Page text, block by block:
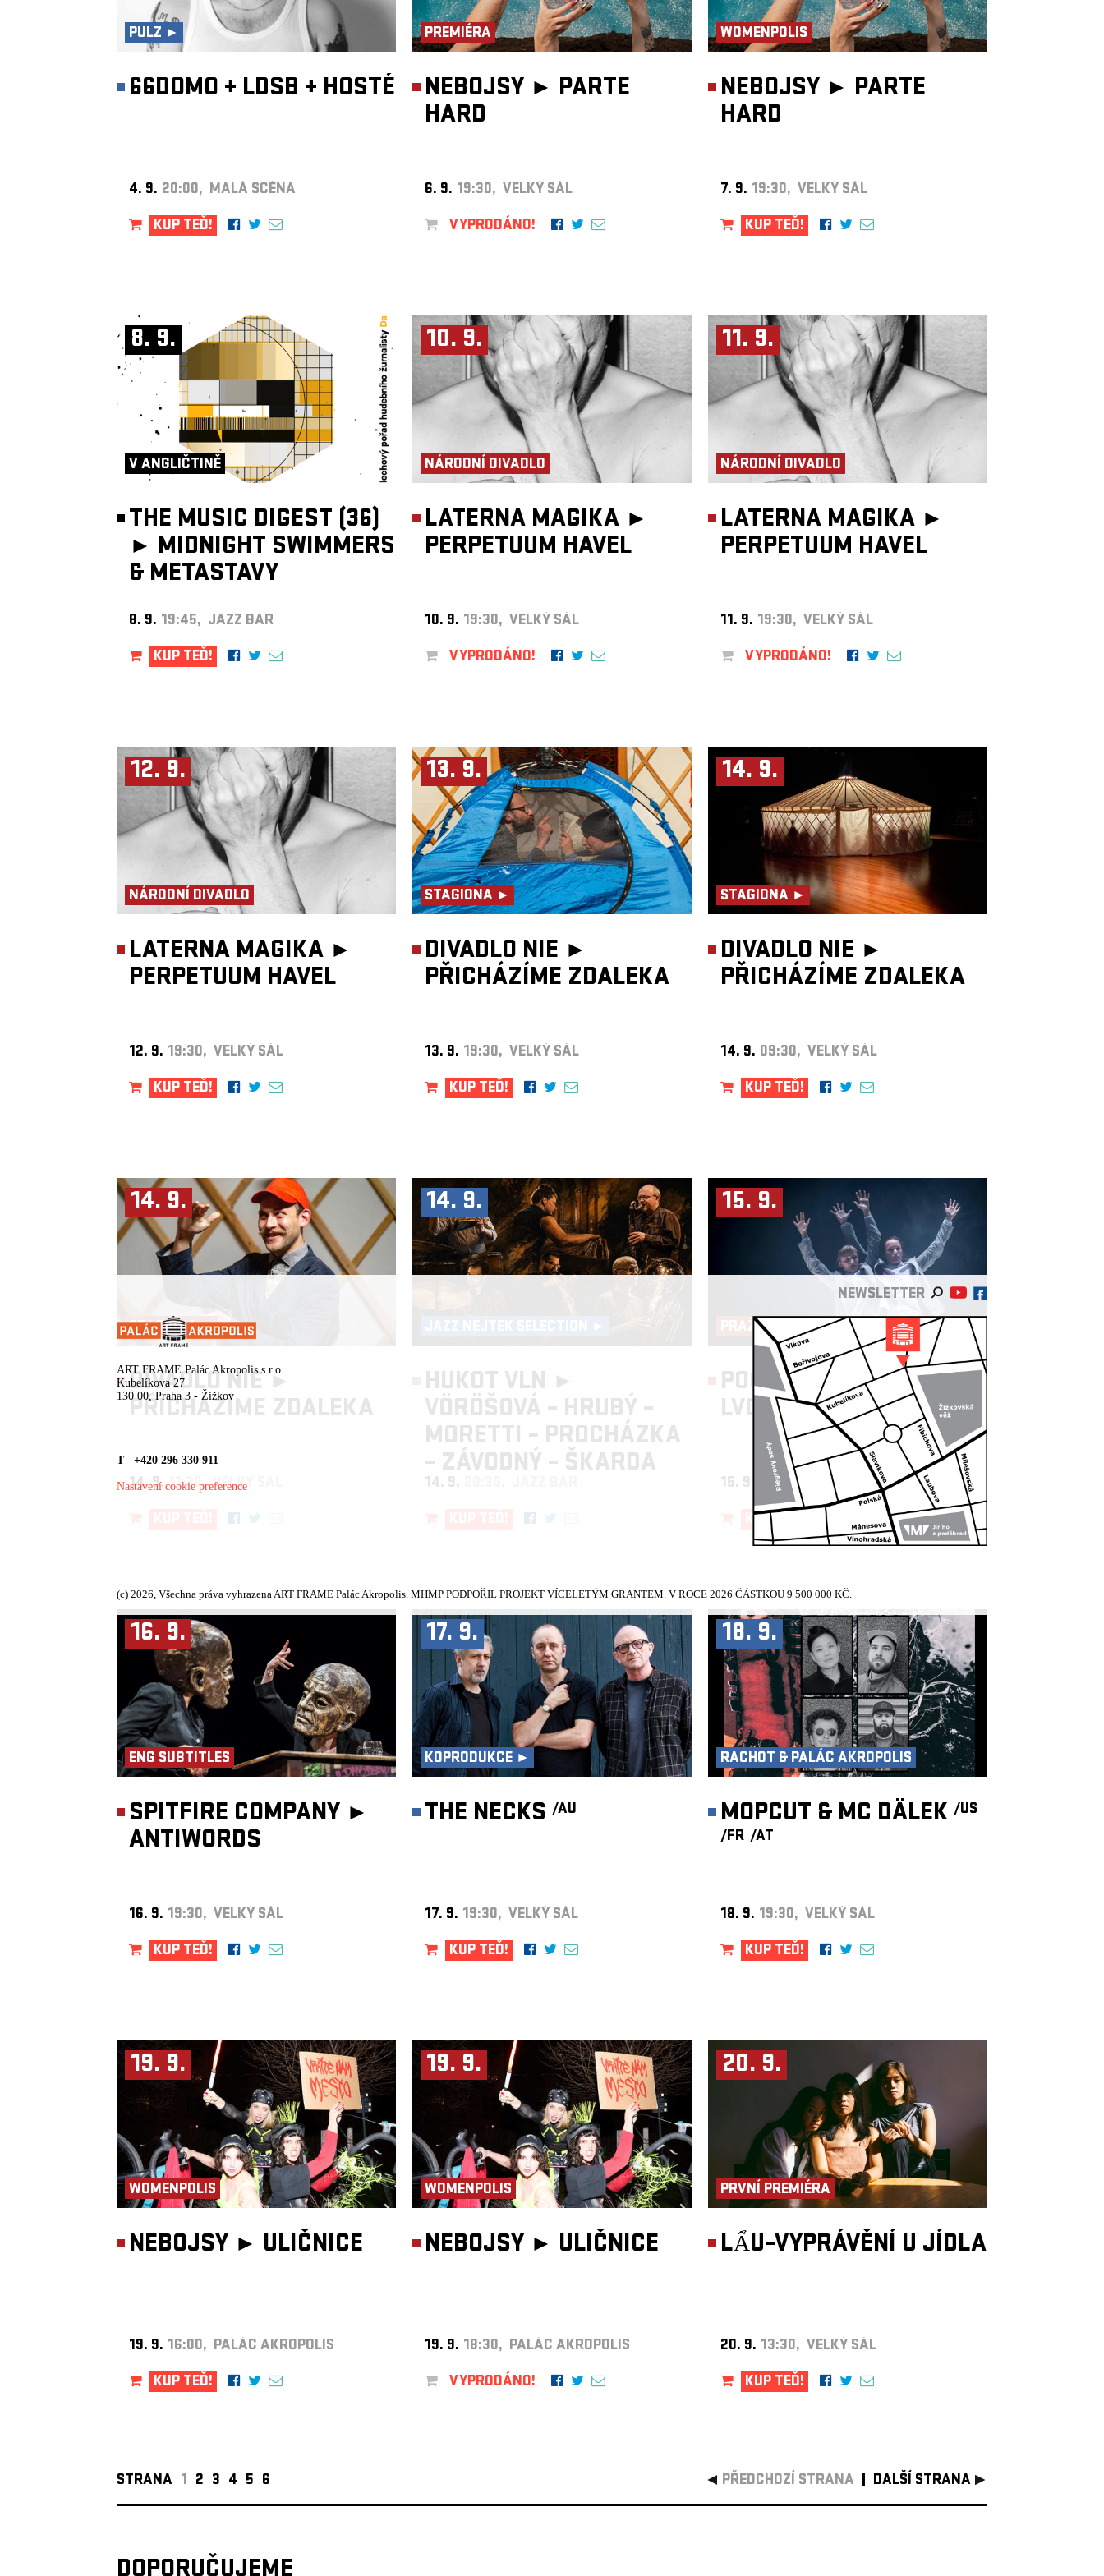
PULZ ►
66DOMO + LDSB + HOSTÉ
4. 9. 20:00, MALÁ SCÉNA
KUP TEĎ!
PREMIÉRA
NEBOJSY ► PARTE
HARD
6. 9. 19:30, VELKÝ SÁL
VYPRODÁNO!
WOMENPOLIS
NEBOJSY ► PARTE
HARD
7. 9. 19:30, VELKÝ SÁL
KUP TEĎ!
8. 9.
V ANGLIČTINĚ
THE MUSIC DIGEST (36)
► MIDNIGHT SWIMMERS
& METASTAVY
8. 9. 19:45, JAZZ BAR
KUP TEĎ!
10. 9.
NÁRODNÍ DIVADLO
LATERNA MAGIKA ►
PERPETUUM HAVEL
10. 9. 19:30, VELKÝ SÁL
VYPRODÁNO!
11. 9.
NÁRODNÍ DIVADLO
LATERNA MAGIKA ►
PERPETUUM HAVEL
11. 9. 19:30, VELKÝ SÁL
VYPRODÁNO!
12. 9.
NÁRODNÍ DIVADLO
LATERNA MAGIKA ►
PERPETUUM HAVEL
12. 9. 19:30, VELKÝ SÁL
KUP TEĎ!
13. 9.
STAGIONA ►
DIVADLO NIE ►
PŘICHÁZÍME ZDALEKA
13. 9. 19:30, VELKÝ SÁL
KUP TEĎ!
14. 9.
STAGIONA ►
DIVADLO NIE ►
PŘICHÁZÍME ZDALEKA
14. 9. 09:30, VELKÝ SÁL
KUP TEĎ!
14. 9.
STAGIONA ►
DIVADLO NIE ►
PŘICHÁZÍME ZDALEKA
14. 9. 11:30, VELKÝ SÁL
14. 9.
HUKOT VLN ►
VÖRÖŠOVÁ – HRUBÝ –
MORETTI – PROCHÁZKA
– ZÁVODNÝ – ŠKARDA
14. 9.
15. 9.
PRAŽSKÁ DERINERA
POCKETART ►JÁMA
LVOVÁ
15. 9.
19:30, VELKÝ SÁL
KUP TEĎ!
16. 9.
ENG SUBTITLES
SPITFIRE COMPANY ►
ANTIWORDS
16. 9. 19:30, VELKÝ SÁL
KUP TEĎ!
17. 9.
KOPRODUKCE ►
THE NECKS /AU
17. 9. 19:30, VELKÝ SÁL
KUP TEĎ!
18. 9.
RACHOT & PALÁC AKROPOLIS
MOPCUT & MC DÄLEK /US
/FR /AT
18. 9. 19:30, VELKÝ SÁL
KUP TEĎ!
19. 9.
WOMENPOLIS
NEBOJSY ► ULIČNICE
19. 9. 16:00, PALÁC AKROPOLIS
KUP TEĎ!
19. 9.
WOMENPOLIS
NEBOJSY ► ULIČNICE
19. 9. 18:30, PALÁC AKROPOLIS
VYPRODÁNO!
20. 9.
PRVNÍ PREMIÉRA
LẨU–VYPRÁVĚNÍ U JÍDLA
20. 9. 13:30, VELKÝ SÁL
KUP TEĎ!
STRANA 1 2 3 4 5 6 PŘEDCHOZÍ STRANA DALŠÍ STRANA
NEWSLETTER
ART FRAME Palác Akropolis s.r.o.
Kubelíkova 27
130 00, Praha 3 - Žižkov
T +420 296 330 911
Nastavení cookie preference
(c) 2026, Všechna práva vyhrazena ART FRAME Palác Akropolis. MHMP PODPOŘIL PROJEKT VÍCELETÝM GRANTEM. V ROCE 2026 ČÁSTKOU 9 500 000 KČ.